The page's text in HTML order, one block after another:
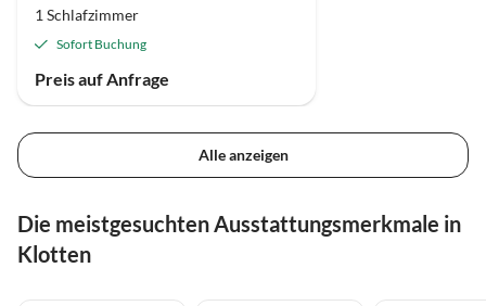
1 Schlafzimmer
Sofort Buchung
Preis auf Anfrage
Alle anzeigen
Die meistgesuchten Ausstattungsmerkmale in
Klotten